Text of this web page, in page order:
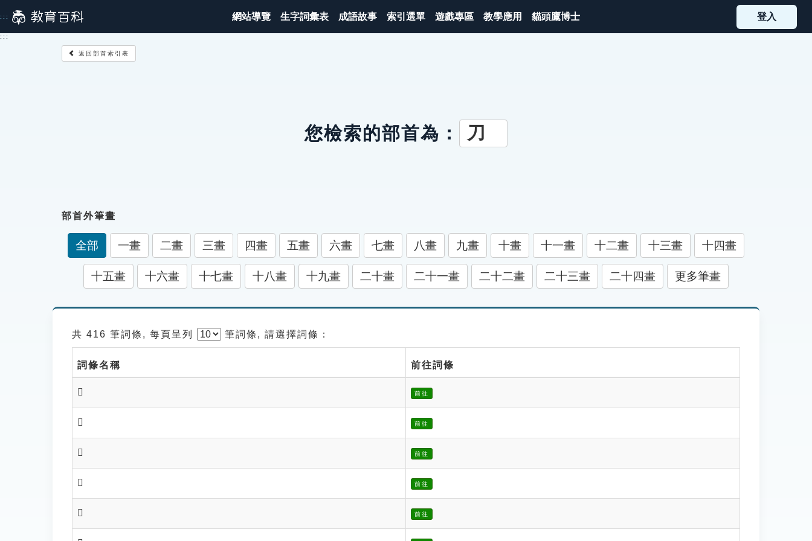
到
主
::: 網站導覽 生字詞彙表 成語故事 索引選單 遊戲專區 教學應用 貓頭鷹博士 登入
:::
返回部首索引表
您檢索的部首為： 刀
部首外筆畫
全部 一畫 二畫 三畫 四畫 五畫 六畫 七畫 八畫 九畫 十畫 十一畫 十二畫 十三畫 十四畫
十五畫 十六畫 十七畫 十八畫 十九畫 二十畫 二十一畫 二十二畫 二十三畫 二十四畫 更多筆畫
共 416 筆詞條, 每頁呈列 筆詞條, 請選擇詞條：
詞條名稱 前往詞條
𠛮 前往
𠛯 前往
𠛰 前往
𠛱 前往
𠛴 前往